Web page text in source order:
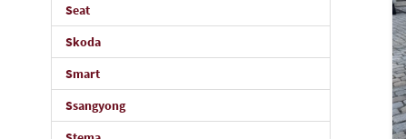
Seat
Skoda
Smart
Ssangyong